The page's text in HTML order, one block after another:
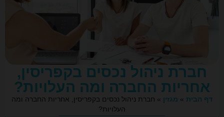
חברת ניהול נכסים בקפריסין,
אחריות החברה ומה העלויות?
דף הבית»מגזין»חברת ניהול נכסים בקפריסין, אחריות החברה ומה
העלויות?